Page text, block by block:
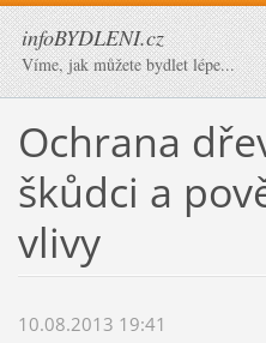
infoBYDLENI.cz
Víme, jak můžete bydlet lépe...
Ochrana
škůdci a
vlivy
10.08.2013 19:41